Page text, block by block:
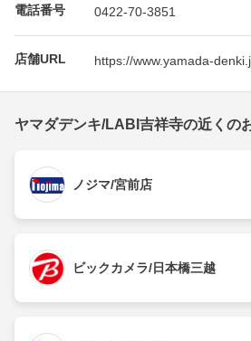
電話番号 0422-70-3851
店舗URL https://www.yamada-
ヤマダデンキ/LABI吉祥寺の近くの
ノジマ/宮前店
ビックカメラ/日本橋三越